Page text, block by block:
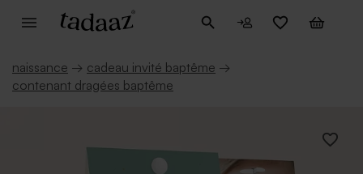
naissance → cadeau invité baptême →
contenant dragées baptême